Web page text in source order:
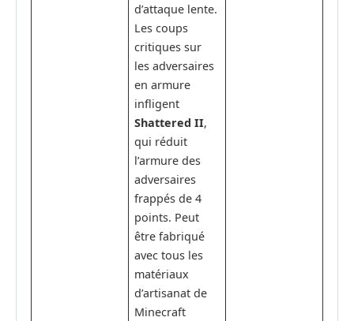
d’attaque lente.
Les coups
critiques sur
les adversaires
en armure
infligent
Shattered II,
qui réduit
l’armure des
adversaires
frappés de 4
points. Peut
être fabriqué
avec tous les
matériaux
d’artisanat de
Minecraft